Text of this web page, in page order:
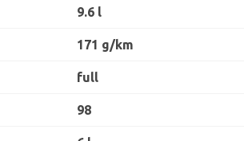
9.6 l
171 g/km
full
98